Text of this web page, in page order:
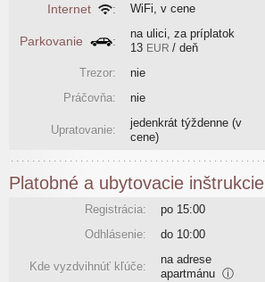
Internet : WiFi, v cene
Parkovanie :
na ulici, za príplatok
13 EUR / deň
Trezor:
nie
Práčovňa:
nie
Upratovanie:
jedenkrát týždenne (v
cene)
Platobné a ubytovacie inštrukcie
Registrácia:
po 15:00
Odhlásenie:
do 10:00
Kde vyzdvihnúť kľúče:
na adrese
apartmánu ⓘ